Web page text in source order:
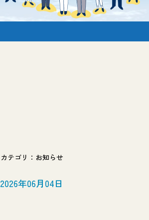
カテゴリ：お知らせ
2026年06月04日